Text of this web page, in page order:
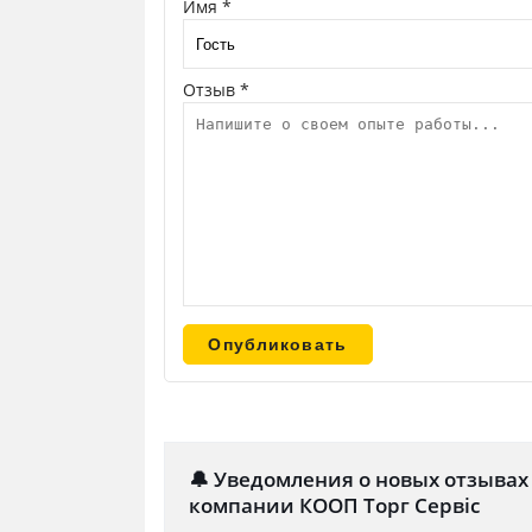
Имя *
Отзыв *
🔔 Уведомления о новых отзывах
компании КООП Торг Сервіс